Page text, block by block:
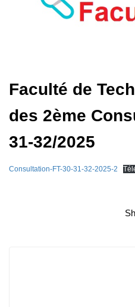
Faculté de
des 2ème
31-32/2025
Consultation-FT-30-31-32-2025-2